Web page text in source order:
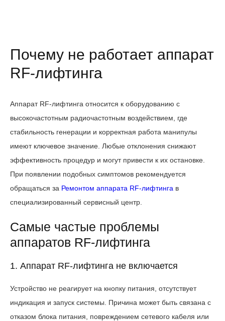
Почему не работает аппарат
RF-лифтинга
Аппарат RF-лифтинга относится к оборудованию с
высокочастотным радиочастотным воздействием, где
стабильность генерации и корректная работа манипулы
имеют ключевое значение. Любые отклонения снижают
эффективность процедур и могут привести к их остановке.
При появлении подобных симптомов рекомендуется
обращаться за Ремонтом аппарата RF-лифтинга в
специализированный сервисный центр.
Самые частые проблемы
аппаратов RF-лифтинга
1. Аппарат RF-лифтинга не включается
Устройство не реагирует на кнопку питания, отсутствует
индикация и запуск системы. Причина может быть связана с
отказом блока питания, повреждением сетевого кабеля или